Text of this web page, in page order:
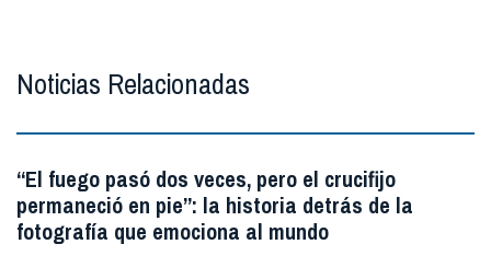
Noticias Relacionadas
“El fuego pasó dos veces, pero el crucifijo
permaneció en pie”: la historia detrás de la
fotografía que emociona al mundo